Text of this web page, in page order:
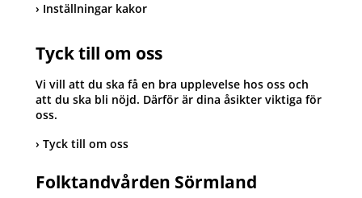
Inställningar kakor
Tyck till om oss
Vi vill att du ska få en bra upplevelse hos oss och
att du ska bli nöjd. Därför är dina åsikter viktiga för
oss.
Tyck till om oss
Folktandvården Sörmland